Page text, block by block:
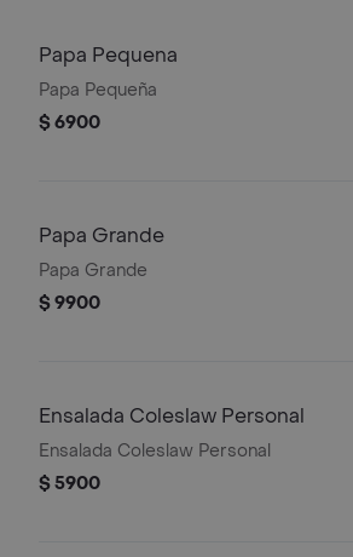
Papa Pequena
Papa Pequeña
$ 6900
Papa Grande
Papa Grande
$ 9900
Ensalada Coleslaw Personal
Ensalada Coleslaw Personal
$ 5900